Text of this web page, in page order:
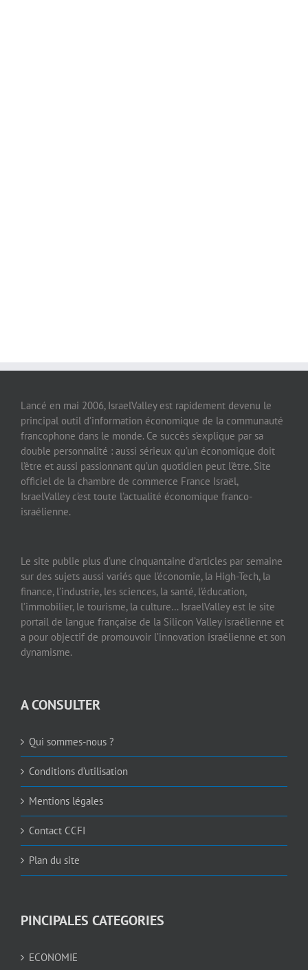
Lancé en mai 2006, IsraelValley est rapidement devenu le
principal outil d’information économique de la communauté
francophone dans le monde. Ce succès s’explique par sa
double personnalité : aussi sérieux qu’un économique doit
l’être et aussi passionnant qu’un quotidien peut l’être. Site
officiel de la chambre de commerce France Israël,
IsraelValley c’est toute l’actualité économique franco-
israélienne.
Le site publie plus d’une cinquantaine d’articles par semaine
sur des sujets aussi variés que l’économie, la High-Tech, la
finance, l’industrie, les sciences, la santé, l’éducation,
l’immobilier, le tourisme, la culture… IsraelValley est le site
portail de langue française de la Silicon Valley israélienne et
a pour objectif de promouvoir l’innovation israélienne et son
dynamisme.
A CONSULTER
Qui sommes-nous ?
Conditions d’utilisation
Mentions légales
Contact CCFI
Plan du site
PINCIPALES CATEGORIES
ECONOMIE